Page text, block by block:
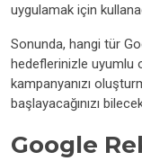
uygulamak için
Sonunda, hangi tür
hedeflerinizle uyumlu
kampanyanızı
başlayacağınızı
Google